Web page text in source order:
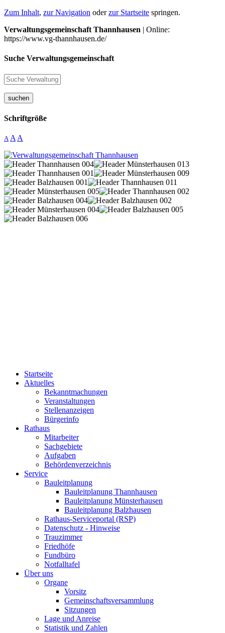
Zum Inhalt, zur Navigation oderzur Startseite springen.
Verwaltungsgemeinschaft Thannhausen | Online:
https://www.vg-thannhausen.de/
Suche Verwaltungsgemeinschaft
suchen
Schriftgröße
A A A
Startseite
Aktuelles
Bekanntmachungen
Veranstaltungen
Stellenanzeigen
Bürgerinfo
Rathaus
Mitarbeiter
Sachgebiete
Aufgaben
Behördenverzeichnis
Service
Bauleitplanung
Bauleitplanung Thannhausen
Bauleitplanung Münsterhausen
Bauleitplanung Balzhausen
Rathaus-Serviceportal (RSP)
Datenschutz - Hinweise
Trauzimmer
Friedhöfe
Fundbüro
Notfalltafel
Über uns
Organe
Vorsitz
Gemeinschaftsversammlung
Sitzungen
Lage und Anreise
Statistik und Zahlen